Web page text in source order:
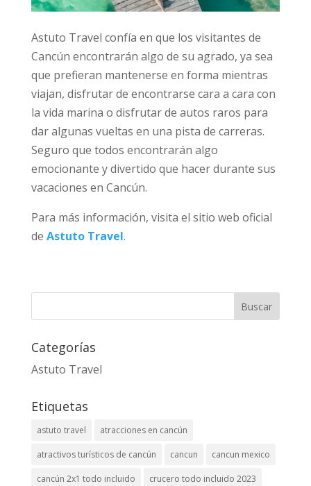
Astuto Travel confía en que los visitantes de
Cancún encontrarán algo de su agrado, ya sea
que prefieran mantenerse en forma mientras
viajan, disfrutar de encontrarse cara a cara con
la vida marina o disfrutar de autos raros para
dar algunas vueltas en una pista de carreras.
Seguro que todos encontrarán algo
emocionante y divertido que hacer durante sus
vacaciones en Cancún.
Para más información, visita el sitio web oficial
de Astuto Travel.
Categorías
Astuto Travel
Etiquetas
astuto travel atracciones en cancún
atractivos turísticos de cancún cancun cancun mexico
cancún 2x1 todo incluido crucero todo incluido 2023